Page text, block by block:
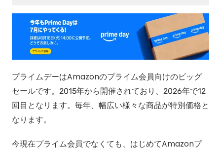
プライムデーはAmazonのプライム会員向けのビッグ
セールです。2015年から開催されており、2026年で12
回目となリます。毎年、幅広い様々な商品が特別価格と
なります。
今現在プライム会員でなくても、はじめてAmazonプ